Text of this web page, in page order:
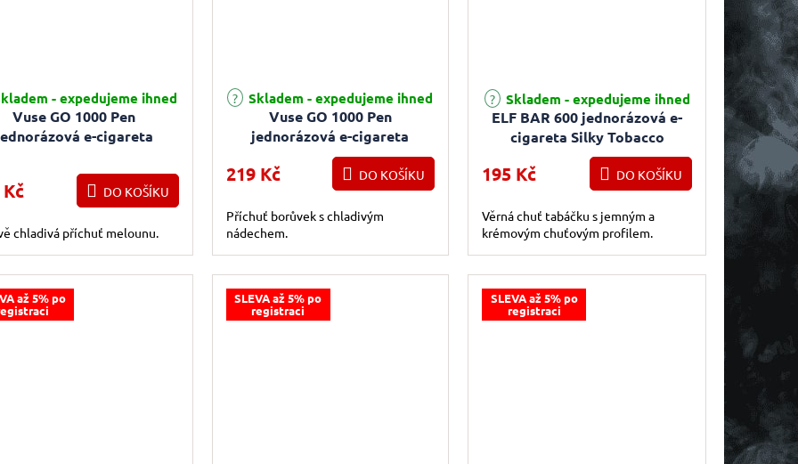
Vuse GO 1000 Pen
e-cigareta
hodnocení produktu je 4,0 z 5 hvězdiček.
- expedujeme ihned
DO KOŠÍKU
chladivá příchuť melounu.
Vuse GO 1000 Pen
jednorázová e-cigareta
Blueberry Mint (Ice) 18mg
Průměrné hodnocení produktu je 3,7 z 5 hvězdiček.
Skladem - expedujeme ihned
219 Kč DO KOŠÍKU
Příchuť borůvek s chladivým
nádechem.
ELF BAR 600 jednorázová e-
cigareta Silky Tobacco
Průměrné hodnocení produktu je 3,3 z 5 hvězdiček.
Skladem - expedujeme ihned
195 Kč DO KOŠÍKU
Věrná chuť tabáčku s jemným a
krémovým chuťovým profilem.
až 5% po
SLEVA až 5% po
registraci
SLEVA až 5% po
registraci